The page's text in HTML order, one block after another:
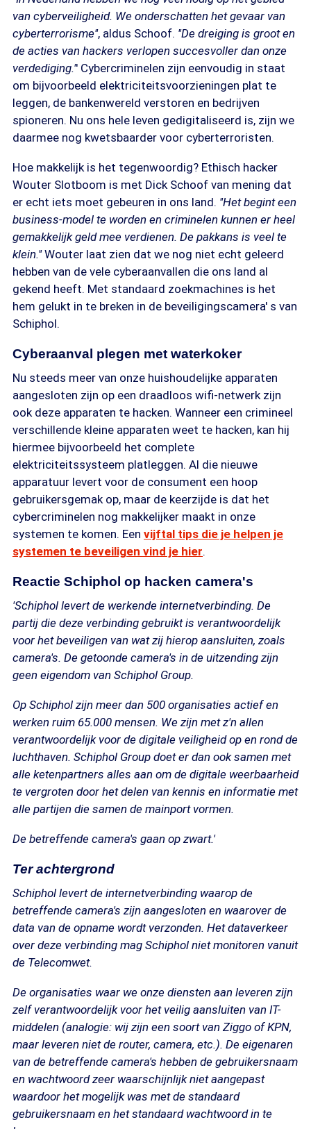
van cyberveiligheid. We onderschatten het gevaar van
cyberterrorisme'', aldus Schoof. ''De dreiging is groot en
de acties van hackers verlopen succesvoller dan onze
verdediging.'' Cybercriminelen zijn eenvoudig in staat
om bijvoorbeeld elektriciteitsvoorzieningen plat te
leggen, de bankenwereld verstoren en bedrijven
spioneren. Nu ons hele leven gedigitaliseerd is, zijn we
daarmee nog kwetsbaarder voor cyberterroristen.
Hoe makkelijk is het tegenwoordig? Ethisch hacker
Wouter Slotboom is met Dick Schoof van mening dat
er echt iets moet gebeuren in ons land. ''Het begint een
business-model te worden en criminelen kunnen er heel
gemakkelijk geld mee verdienen. De pakkans is veel te
klein.''Wouter laat zien dat we nog niet echt geleerd
hebben van de vele cyberaanvallen die ons land al
gekend heeft. Met standaard zoekmachines is het
hem gelukt in te breken in de beveiligingscamera' s van
Schiphol.
Cyberaanval plegen met waterkoker
Nu steeds meer van onze huishoudelijke apparaten
aangesloten zijn op een draadloos wifi-netwerk zijn
ook deze apparaten te hacken. Wanneer een crimineel
verschillende kleine apparaten weet te hacken, kan hij
hiermee bijvoorbeeld het complete
elektriciteitssysteem platleggen. Al die nieuwe
apparatuur levert voor de consument een hoop
gebruikersgemak op, maar de keerzijde is dat het
cybercriminelen nog makkelijker maakt in onze
systemen te komen. Een vijftal tips die je helpen je
systemen te beveiligen vind je hier.
Reactie Schiphol op hacken camera's
'Schiphol levert de werkende internetverbinding. De
partij die deze verbinding gebruikt is verantwoordelijk
voor het beveiligen van wat zij hierop aansluiten, zoals
camera's. De getoonde camera's in de uitzending zijn
geen eigendom van Schiphol Group.
Op Schiphol zijn meer dan 500 organisaties actief en
werken ruim 65.000 mensen. We zijn met z'n allen
verantwoordelijk voor de digitale veiligheid op en rond de
luchthaven. Schiphol Group doet er dan ook samen met
alle ketenpartners alles aan om de digitale weerbaarheid
te vergroten door het delen van kennis en informatie met
alle partijen die samen de mainport vormen.
De betreffende camera's gaan op zwart.'
Ter achtergrond
Schiphol levert de internetverbinding waarop de
betreffende camera's zijn aangesloten en waarover de
data van de opname wordt verzonden. Het dataverkeer
over deze verbinding mag Schiphol niet monitoren vanuit
de Telecomwet.
De organisaties waar we onze diensten aan leveren zijn
zelf verantwoordelijk voor het veilig aansluiten van IT-
middelen (analogie: wij zijn een soort van Ziggo of KPN,
maar leveren niet de router, camera, etc.). De eigenaren
van de betreffende camera's hebben de gebruikersnaam
en wachtwoord zeer waarschijnlijk niet aangepast
waardoor het mogelijk was met de standaard
gebruikersnaam en het standaard wachtwoord in te